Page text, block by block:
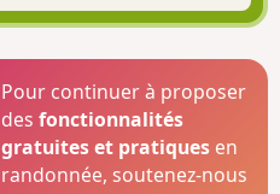
Pour continuer à proposer
desfonctionnalités
gratuites et pratiques en
randonnée, soutenez-nous